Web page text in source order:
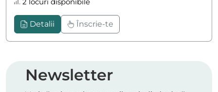
Detalii Înscrie-te
Newsletter